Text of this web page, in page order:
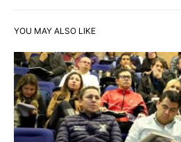
YOU MAY ALSO LIKE